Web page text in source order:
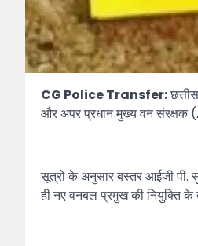
CG Police Transfer:
और अपर प्रधान मुख्य वन संरक्षक
सूत्रों के अनुसार बस्तर आईजी पी.
ही नए वनबल प्रमुख की नियुक्ति के